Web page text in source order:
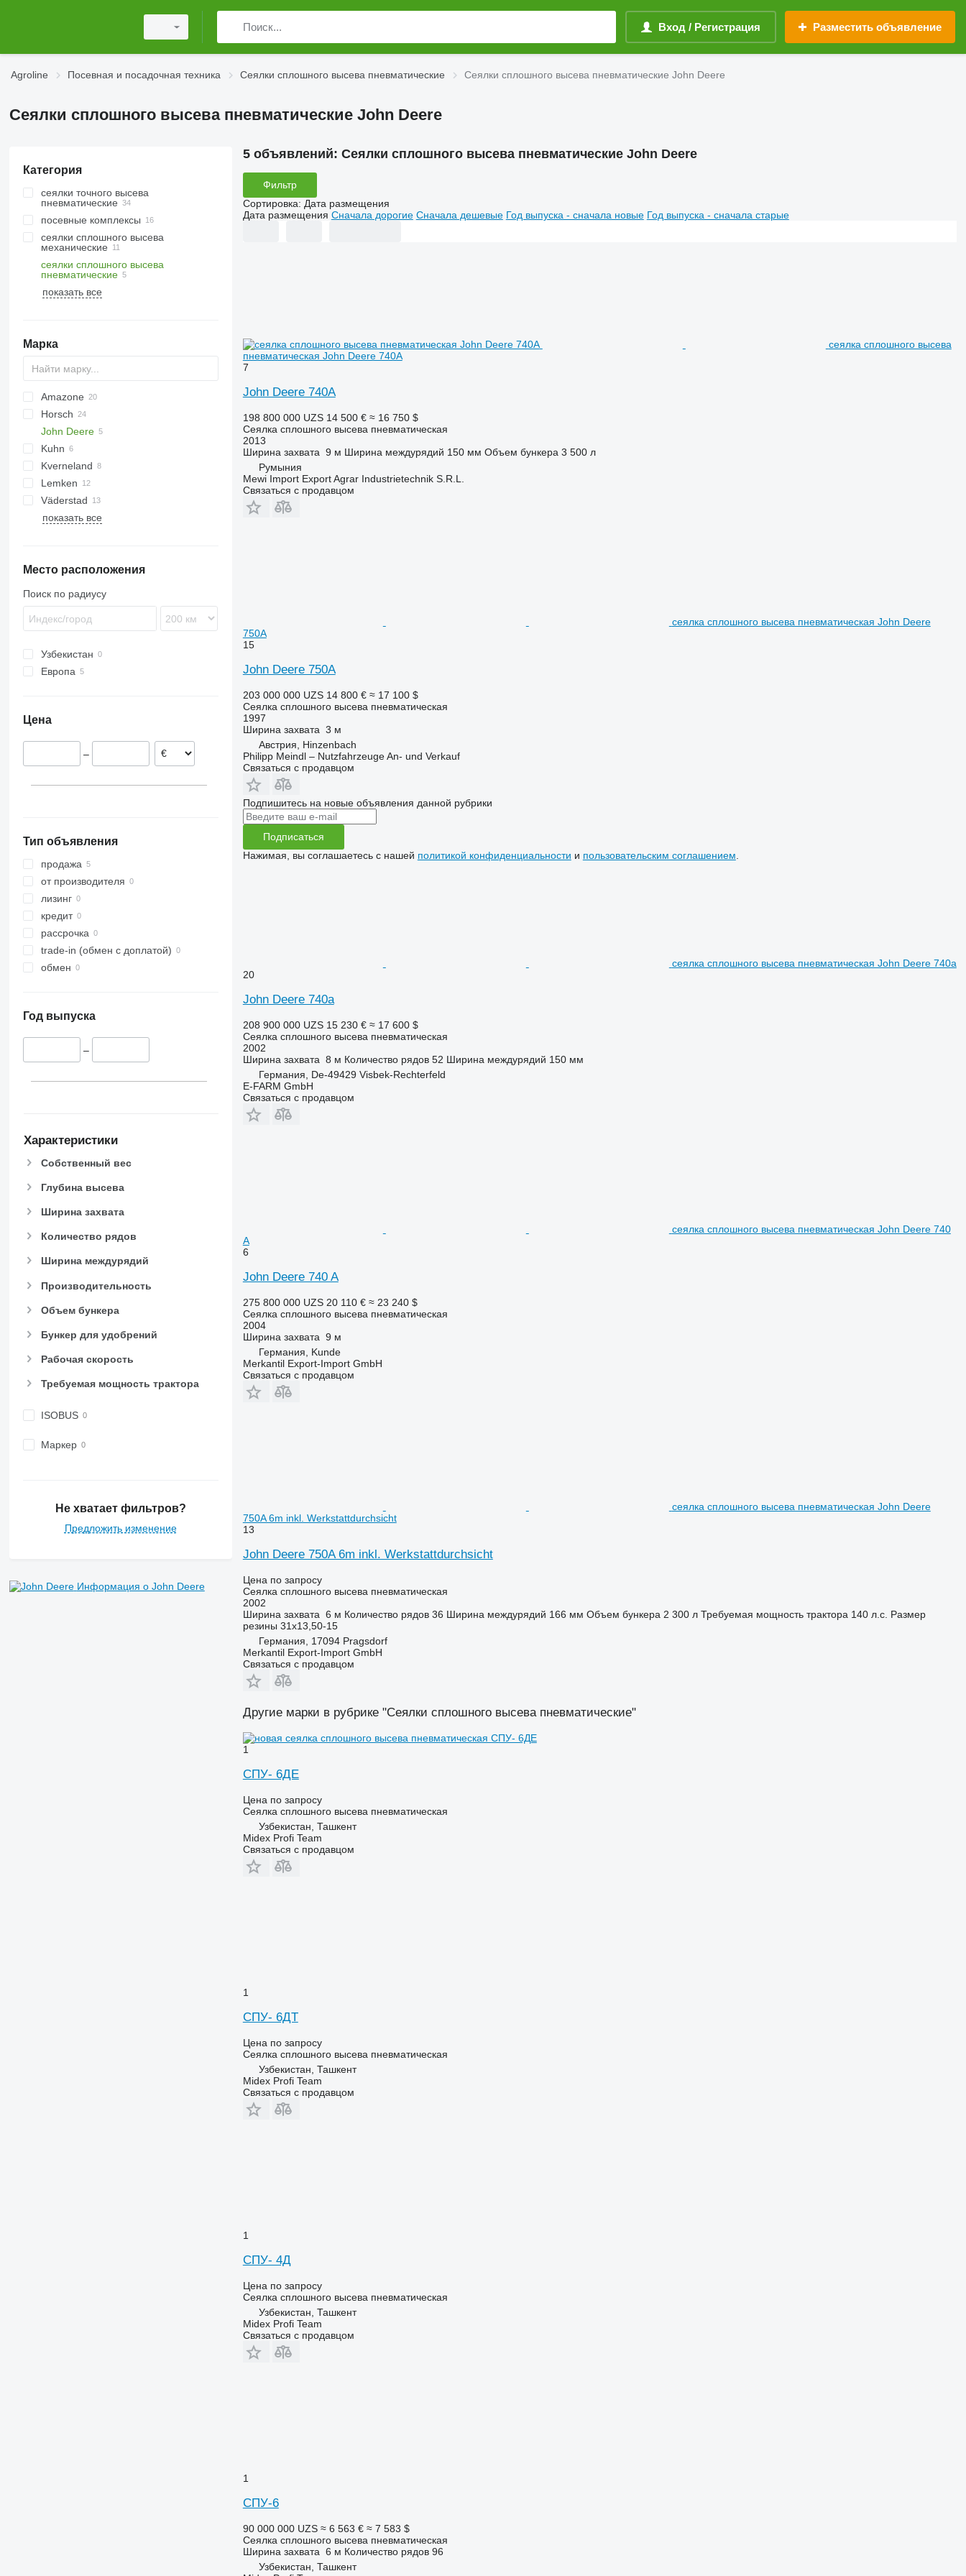
Вход / Регистрация Разместить объявление
Agroline Посевная и посадочная техника Сеялки сплошного высева пневматические Сеялки сплошного высева пневматические John Deere
Сеялки сплошного высева пневматические John Deere
Категория
сеялки точного высева
пневматические
посевные комплексы
сеялки сплошного высева
механические
сеялки сплошного высева
пневматические
показать все
Марка
DA
Amazone
AD
Cataya
Centaya
Cirrus
Citan
D-series
KE
Primera DMC
Double
Fargo
Green Plains
Multisem
8
Olimpia
NTA
YP
Horsch
Avatar
Express
Focus
Maestro
Maistro
Pronto
John Deere
6M
740A
750
Kuhn
Sitera
Venta
Kverneland
Accord
Optima
Lemken
Azurit
Solitair
555
NG
Aerosem
Xeos
ZB
Väderstad
Rapid
СПМ
показать все
Место расположения
Поиск по радиусу
Узбекистан
Европа
Цена
–
Тип объявления
продажа
от производителя
лизинг
кредит
рассрочка
trade-in (обмен с доплатой)
обмен
Год выпуска
–
Характеристики
Собственный вес
Глубина высева
Ширина захвата
Количество рядов
Ширина междурядий
Производительность
Объем бункера
Бункер для удобрений
Рабочая скорость
Требуемая мощность трактора
ISOBUS
Маркер
Не хватает фильтров?
Предложить изменение
Информация о John Deere
5 объявлений: Сеялки сплошного высева пневматические John Deere
Фильтр
Сортировка: Дата размещения
Дата размещения Сначала дорогие Сначала дешевые Год выпуска - сначала новые Год выпуска - сначала старые
сеялка сплошного высева
пневматическая John Deere 740A
7
John Deere 740A
198 800 000 UZS 14 500 € ≈ 16 750 $
Сеялка сплошного высева пневматическая
2013
Ширина захвата 9 м Ширина междурядий 150 мм Объем бункера 3 500 л
Румыния
Mewi Import Export Agrar Industrietechnik S.R.L.
Связаться с продавцом
сеялка сплошного высева пневматическая John Deere
750A
15
John Deere 750A
203 000 000 UZS 14 800 € ≈ 17 100 $
Сеялка сплошного высева пневматическая
1997
Ширина захвата 3 м
Австрия, Hinzenbach
Philipp Meindl – Nutzfahrzeuge An- und Verkauf
Связаться с продавцом
Подпишитесь на новые объявления данной рубрики
Подписаться
Нажимая, вы соглашаетесь с нашей политикой конфиденциальности и пользовательским соглашением
сеялка сплошного высева пневматическая John Deere 740a
20
John Deere 740a
208 900 000 UZS 15 230 € ≈ 17 600 $
Сеялка сплошного высева пневматическая
2002
Ширина захвата 8 м Количество рядов 52 Ширина междурядий 150 мм
Германия, De-49429 Visbek-Rechterfeld
E-FARM GmbH
Связаться с продавцом
сеялка сплошного высева пневматическая John Deere 740
A
6
John Deere 740 A
275 800 000 UZS 20 110 € ≈ 23 240 $
Сеялка сплошного высева пневматическая
2004
Ширина захвата 9 м
Германия, Kunde
Merkantil Export-Import GmbH
Связаться с продавцом
сеялка сплошного высева пневматическая John Deere
750A 6m inkl. Werkstattdurchsicht
13
John Deere 750A 6m inkl. Werkstattdurchsicht
Цена по запросу
Сеялка сплошного высева пневматическая
2002
Ширина захвата 6 м Количество рядов 36 Ширина междурядий 166 мм Объем бункера 2 300 л Требуемая мощность трактора 140 л.с. Размер
резины 31x13,50-15
Германия, 17094 Pragsdorf
Merkantil Export-Import GmbH
Связаться с продавцом
Другие марки в рубрике "Сеялки сплошного высева пневматические"
1
СПУ- 6ДЕ
Цена по запросу
Сеялка сплошного высева пневматическая
Узбекистан, Ташкент
Midex Profi Team
Связаться с продавцом
1
СПУ- 6ДТ
Цена по запросу
Сеялка сплошного высева пневматическая
Узбекистан, Ташкент
Midex Profi Team
Связаться с продавцом
1
СПУ- 4Д
Цена по запросу
Сеялка сплошного высева пневматическая
Узбекистан, Ташкент
Midex Profi Team
Связаться с продавцом
1
СПУ-6
90 000 000 UZS ≈ 6 563 € ≈ 7 583 $
Сеялка сплошного высева пневматическая
Ширина захвата 6 м Количество рядов 96
Узбекистан, Ташкент